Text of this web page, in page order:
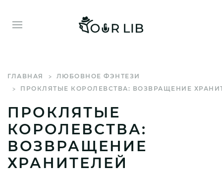
ГЛАВНАЯ
ЛЮБОВНОЕ ФЭНТЕЗИ
ПРОКЛЯТЫЕ КОРОЛЕВСТВА: ВОЗВРАЩЕНИЕ
ПРОКЛЯТЫЕ
КОРОЛЕВСТВА:
ВОЗВРАЩЕНИЕ
ХРАНИТЕЛЕЙ